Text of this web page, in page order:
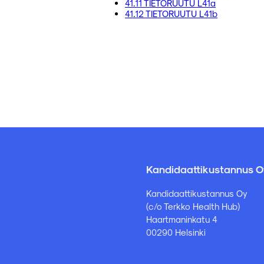
41.11 TIETORUUTU L41a
41.12 TIETORUUTU L41b
Kandidaattikustannus
Kandidaattikustannus Oy
(c/o Terkko Health Hub)
Haartmaninkatu 4
00290 Helsinki